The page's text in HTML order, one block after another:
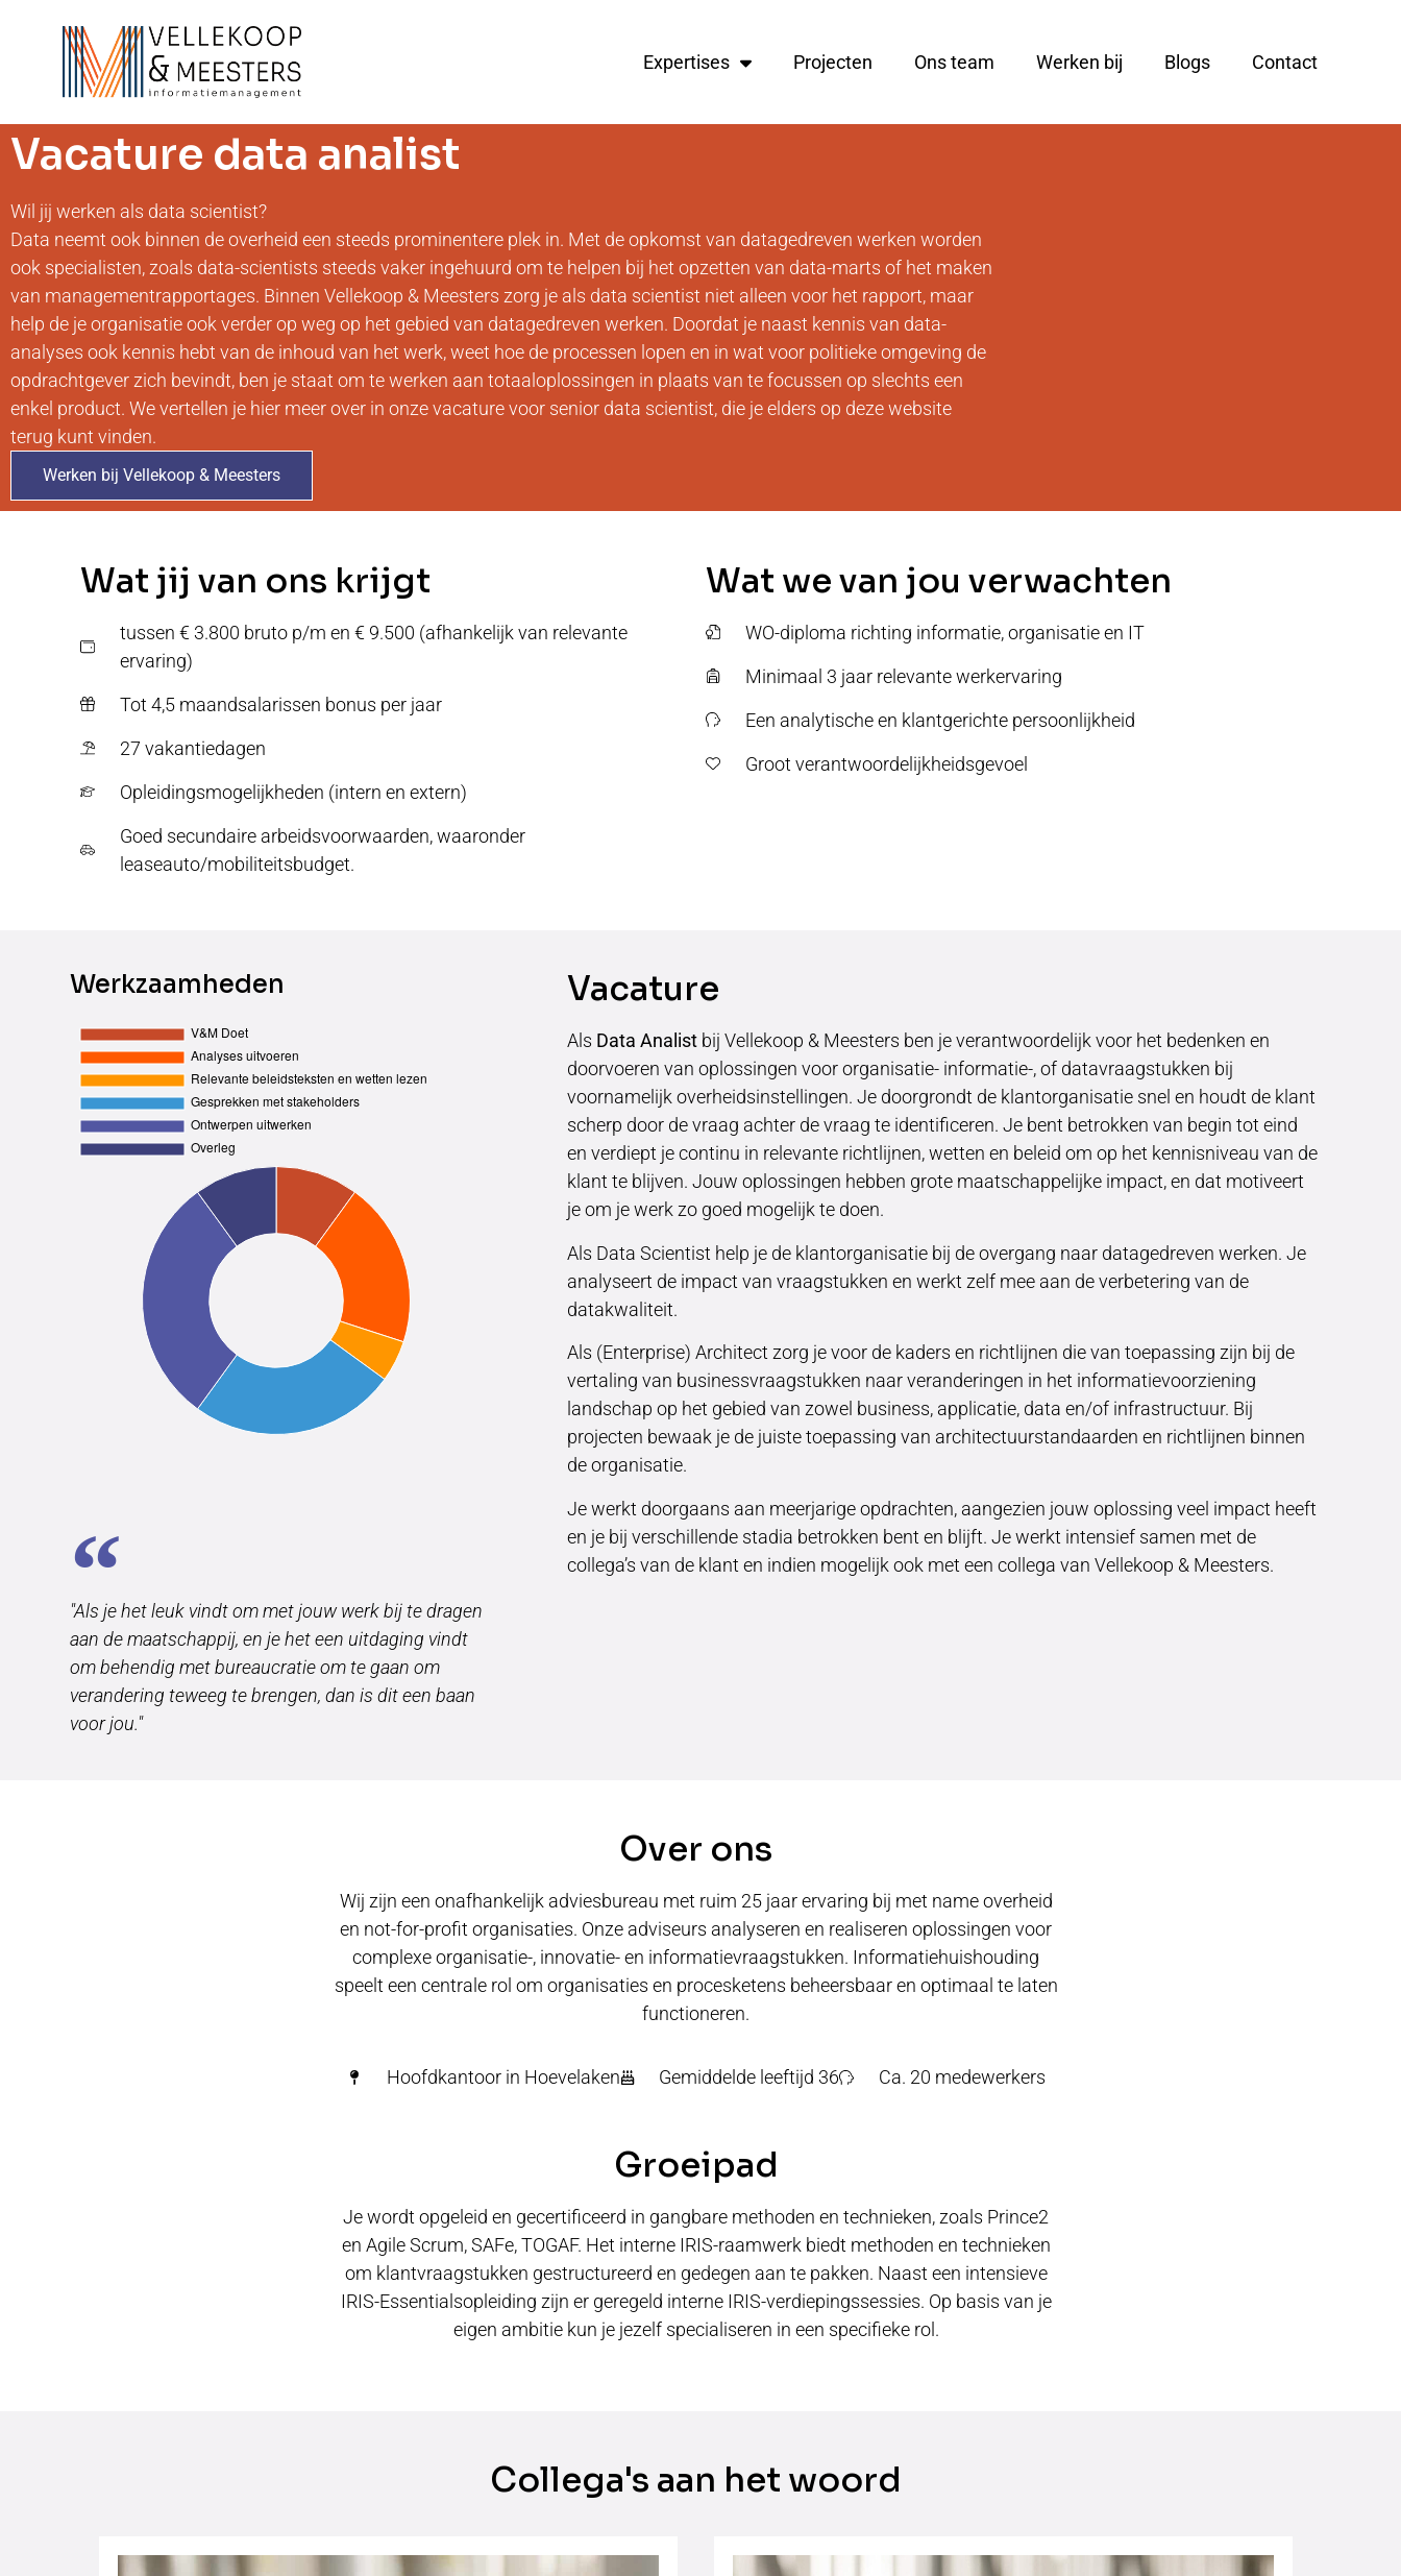
Expertises Projecten Ons team Werken bij Blogs Contact
Vacature data analist
Wil jij werken als data scientist?
Data neemt ook binnen de overheid een steeds prominentere plek in. Met de opkomst van datagedreven werken worden
ook specialisten, zoals data-scientists steeds vaker ingehuurd om te helpen bij het opzetten van data-marts of het maken
van managementrapportages. Binnen Vellekoop & Meesters zorg je als data scientist niet alleen voor het rapport, maar
help de je organisatie ook verder op weg op het gebied van datagedreven werken. Doordat je naast kennis van data-
analyses ook kennis hebt van de inhoud van het werk, weet hoe de processen lopen en in wat voor politieke omgeving de
opdrachtgever zich bevindt, ben je staat om te werken aan totaaloplossingen in plaats van te focussen op slechts een
enkel product. We vertellen je hier meer over in onze vacature voor senior data scientist, die je elders op deze website
terug kunt vinden.
Werken bij Vellekoop & Meesters
Wat jij van ons krijgt
tussen € 3.800 bruto p/m en € 9.500 (afhankelijk van relevante
ervaring)
Tot 4,5 maandsalarissen bonus per jaar
27 vakantiedagen
Opleidingsmogelijkheden (intern en extern)
Goed secundaire arbeidsvoorwaarden, waaronder
leaseauto/mobiliteitsbudget.
Wat we van jou verwachten
WO-diploma richting informatie, organisatie en IT
Minimaal 3 jaar relevante werkervaring
Een analytische en klantgerichte persoonlijkheid
Groot verantwoordelijkheidsgevoel
Werkzaamheden
"Als je het leuk vindt om met jouw werk bij te dragen
aan de maatschappij, en je het een uitdaging vindt
om behendig met bureaucratie om te gaan om
verandering teweeg te brengen, dan is dit een baan
voor jou."
Vacature
Als Data Analist bij Vellekoop & Meesters ben je verantwoordelijk voor het bedenken en
doorvoeren van oplossingen voor organisatie- informatie-, of datavraagstukken bij
voornamelijk overheidsinstellingen. Je doorgrondt de klantorganisatie snel en houdt de klant
scherp door de vraag achter de vraag te identificeren. Je bent betrokken van begin tot eind
en verdiept je continu in relevante richtlijnen, wetten en beleid om op het kennisniveau van de
klant te blijven. Jouw oplossingen hebben grote maatschappelijke impact, en dat motiveert
je om je werk zo goed mogelijk te doen.
Als Data Scientist help je de klantorganisatie bij de overgang naar datagedreven werken. Je
analyseert de impact van vraagstukken en werkt zelf mee aan de verbetering van de
datakwaliteit.
Als (Enterprise) Architect zorg je voor de kaders en richtlijnen die van toepassing zijn bij de
vertaling van businessvraagstukken naar veranderingen in het informatievoorziening
landschap op het gebied van zowel business, applicatie, data en/of infrastructuur. Bij
projecten bewaak je de juiste toepassing van architectuurstandaarden en richtlijnen binnen
de organisatie.
Je werkt doorgaans aan meerjarige opdrachten, aangezien jouw oplossing veel impact heeft
en je bij verschillende stadia betrokken bent en blijft. Je werkt intensief samen met de
collega’s van de klant en indien mogelijk ook met een collega van Vellekoop & Meesters.
Over ons
Wij zijn een onafhankelijk adviesbureau met ruim 25 jaar ervaring bij met name overheid
en not-for-profit organisaties. Onze adviseurs analyseren en realiseren oplossingen voor
complexe organisatie-, innovatie- en informatievraagstukken. Informatiehuishouding
speelt een centrale rol om organisaties en procesketens beheersbaar en optimaal te laten
functioneren.
Hoofdkantoor in Hoevelaken Gemiddelde leeftijd 36 Ca. 20 medewerkers
Groeipad
Je wordt opgeleid en gecertificeerd in gangbare methoden en technieken, zoals Prince2
en Agile Scrum, SAFe, TOGAF. Het interne IRIS-raamwerk biedt methoden en technieken
om klantvraagstukken gestructureerd en gedegen aan te pakken. Naast een intensieve
IRIS-Essentialsopleiding zijn er geregeld interne IRIS-verdiepingssessies. Op basis van je
eigen ambitie kun je jezelf specialiseren in een specifieke rol.
Collega's aan het woord